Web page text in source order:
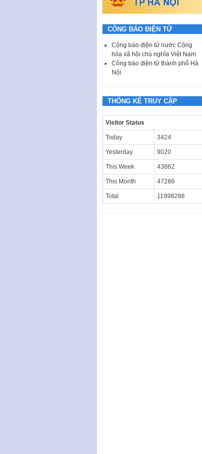
CÔNG BÁO ĐIỆN TỬ
Công báo điện tử nước Cộng
hòa xã hội chủ nghĩa Việt Nam
Công báo điện tử thành phố Hà
Nội
THỐNG KÊ TRUY CẬP
Visitor Status
Today 3424
Yesterday 9020
This Week 43862
This Month 47286
Total 11998288